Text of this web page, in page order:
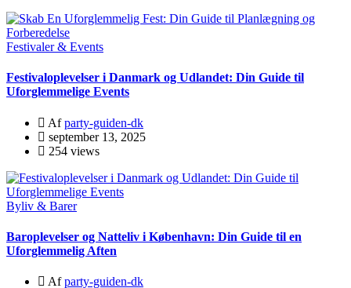
Festivaler & Events
Festivaloplevelser i Danmark og Udlandet: Din Guide til
Uforglemmelige Events
Afparty-guiden-dk
september 13, 2025
254 views
Byliv & Barer
Baroplevelser og Natteliv i København: Din Guide til en
Uforglemmelig Aften
Afparty-guiden-dk